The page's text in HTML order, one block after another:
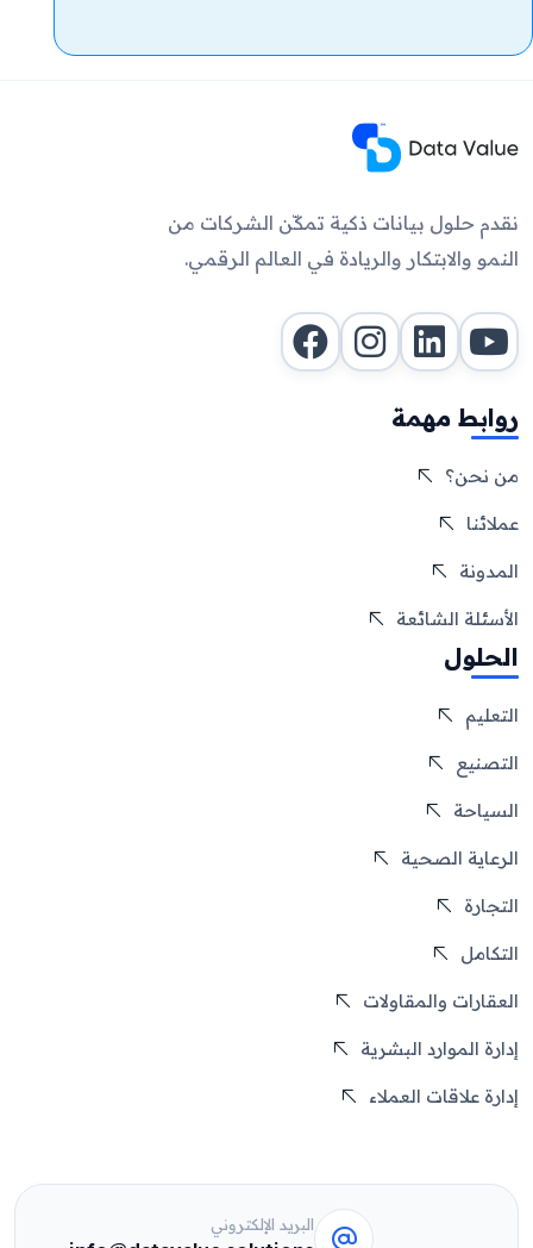
نقدم حلول بيانات ذكية تمكّن الشركات من
النمو والابتكار والريادة في العالم الرقمي.
روابط مهمة
من نحن؟
عملائنا
المدونة
الأسئلة الشائعة
الحلول
التعليم
التصنيع
السياحة
الرعاية الصحية
التجارة
التكامل
العقارات والمقاولات
إدارة الموارد البشرية
إدارة علاقات العملاء
البريد الإلكتروني